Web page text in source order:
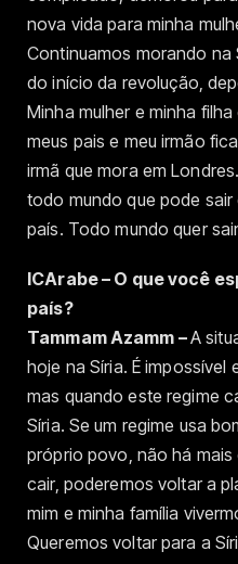
nova vida para minha
Continuamos morando na
do início da revolução,
Minha mulher e minha
meus pais e meu irmão
irmã que mora em
todo mundo que pode
país. Todo mundo quer
ICArabe – O que você
país?
Tammam Azamm –A
hoje na Síria. É impossível
mas quando este regime
Síria. Se um regime usa
próprio povo, não há mais
cair, poderemos voltar a
mim e minha família
Queremos voltar para a